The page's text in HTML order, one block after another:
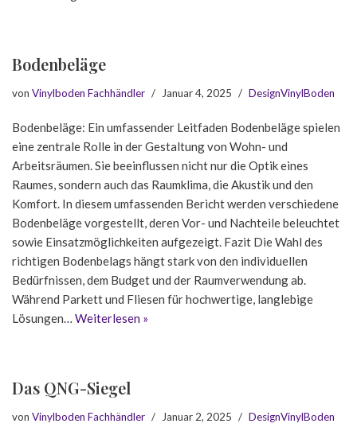
Bodenbeläge
von Vinylboden Fachhändler Januar 4, 2025 DesignVinylBoden
Bodenbeläge: Ein umfassender Leitfaden Bodenbeläge spielen
eine zentrale Rolle in der Gestaltung von Wohn- und
Arbeitsräumen. Sie beeinflussen nicht nur die Optik eines
Raumes, sondern auch das Raumklima, die Akustik und den
Komfort. In diesem umfassenden Bericht werden verschiedene
Bodenbeläge vorgestellt, deren Vor- und Nachteile beleuchtet
sowie Einsatzmöglichkeiten aufgezeigt. Fazit Die Wahl des
richtigen Bodenbelags hängt stark von den individuellen
Bedürfnissen, dem Budget und der Raumverwendung ab.
Während Parkett und Fliesen für hochwertige, langlebige
Lösungen… Weiterlesen »
Das QNG-Siegel
von Vinylboden Fachhändler Januar 2, 2025 DesignVinylBoden